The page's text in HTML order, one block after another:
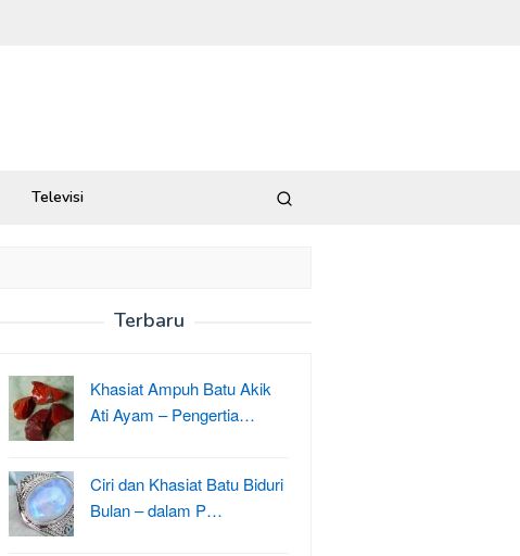
Televisi
Terbaru
Khasiat Ampuh Batu Akik
Ati Ayam – Pengertia…
Ciri dan Khasiat Batu Biduri
Bulan – dalam P…